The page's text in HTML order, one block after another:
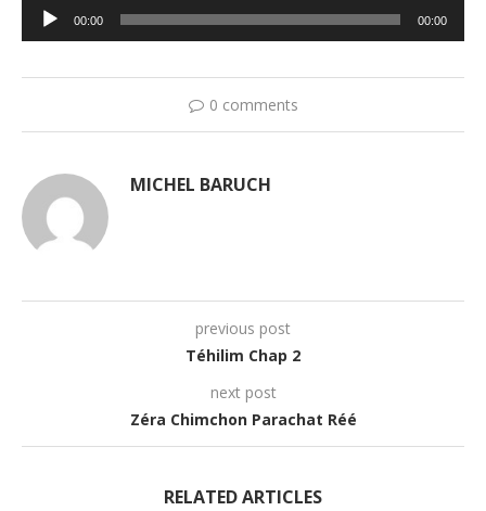
Lecteur
audio
00:00 00:00
0 comments
MICHEL BARUCH
previous post
Téhilim Chap 2
next post
Zéra Chimchon Parachat Réé
RELATED ARTICLES